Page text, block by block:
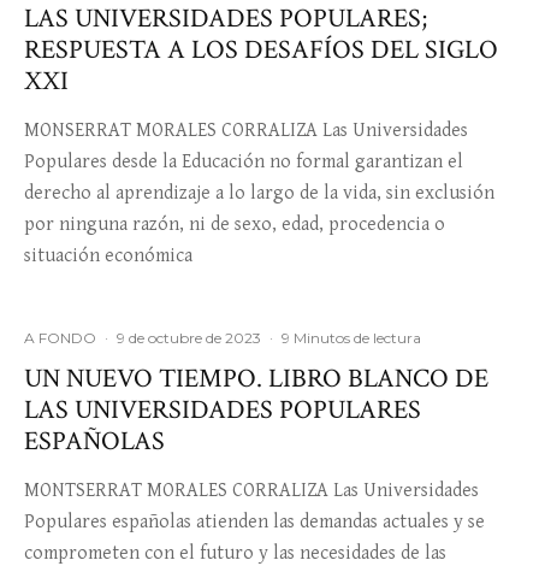
LAS UNIVERSIDADES POPULARES;
RESPUESTA A LOS DESAFÍOS DEL SIGLO
XXI
MONSERRAT MORALES CORRALIZA Las Universidades
Populares desde la Educación no formal garantizan el
derecho al aprendizaje a lo largo de la vida, sin exclusión
por ninguna razón, ni de sexo, edad, procedencia o
situación económica
A FONDO · 9 de octubre de 2023 · 9 Minutos de lectura
UN NUEVO TIEMPO. LIBRO BLANCO DE
LAS UNIVERSIDADES POPULARES
ESPAÑOLAS
MONTSERRAT MORALES CORRALIZA Las Universidades
Populares españolas atienden las demandas actuales y se
comprometen con el futuro y las necesidades de las